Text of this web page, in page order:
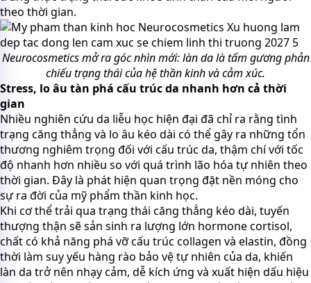
theo thời gian.
Neurocosmetics mở ra góc nhìn mới: làn da là tấm gương phản
chiếu trạng thái của hệ thần kinh và cảm xúc.
Stress, lo âu tàn phá cấu trúc da nhanh hơn cả thời
gian
Nhiều nghiên cứu da liễu học hiện đại đã chỉ ra rằng tình
trạng căng thẳng và lo âu kéo dài có thể gây ra những tổn
thương nghiêm trọng đối với cấu trúc da, thậm chí với tốc
độ nhanh hơn nhiều so với quá trình lão hóa tự nhiên theo
thời gian. Đây là phát hiện quan trọng đặt nền móng cho
sự ra đời của mỹ phẩm thần kinh học.
Khi cơ thể trải qua trạng thái căng thẳng kéo dài, tuyến
thượng thận sẽ sản sinh ra lượng lớn hormone cortisol,
chất có khả năng phá vỡ cấu trúc collagen và elastin, đồng
thời làm suy yếu hàng rào bảo vệ tự nhiên của da, khiến
làn da trở nên nhạy cảm, dễ kích ứng và xuất hiện dấu hiệu